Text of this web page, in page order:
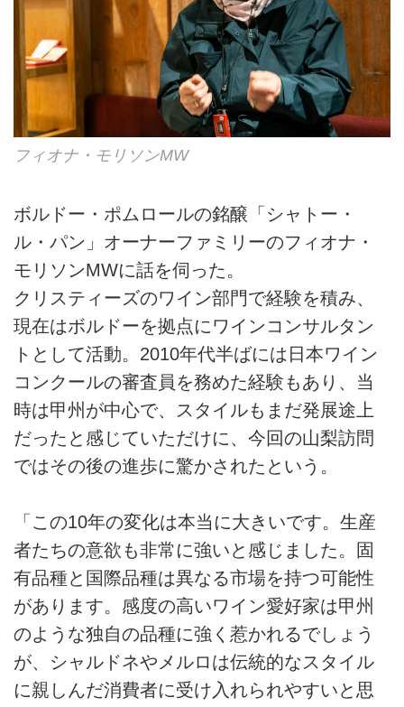
フィオナ・モリソンMW
ボルドー・ポムロールの銘醸「シャトー・
ル・パン」オーナーファミリーのフィオナ・
モリソンMWに話を伺った。
クリスティーズのワイン部門で経験を積み、
現在はボルドーを拠点にワインコンサルタン
トとして活動。2010年代半ばには日本ワイン
コンクールの審査員を務めた経験もあり、当
時は甲州が中心で、スタイルもまだ発展途上
だったと感じていただけに、今回の山梨訪問
ではその後の進歩に驚かされたという。
「この10年の変化は本当に大きいです。生産
者たちの意欲も非常に強いと感じました。固
有品種と国際品種は異なる市場を持つ可能性
があります。感度の高いワイン愛好家は甲州
のような独自の品種に強く惹かれるでしょう
が、シャルドネやメルロは伝統的なスタイル
に親しんだ消費者に受け入れられやすいと思